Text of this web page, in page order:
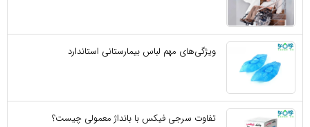
ویژگی‌های مهم لباس بیمارستانی استاندارد
تفاوت سرجی‌ فیکس با بانداژ معمولی چیست؟